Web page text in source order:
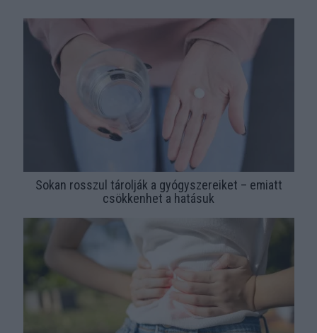
Sokan rosszul tárolják a gyógyszereiket – emiatt
csökkenhet a hatásuk